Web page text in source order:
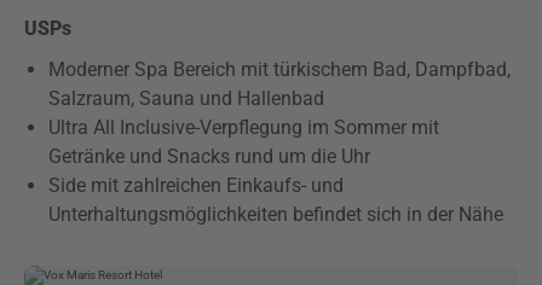
USPs
Moderner Spa Bereich mit türkischem Bad, Dampfbad,
Salzraum, Sauna und Hallenbad
Ultra All Inclusive-Verpflegung im Sommer mit
Getränke und Snacks rund um die Uhr
Side mit zahlreichen Einkaufs- und
Unterhaltungsmöglichkeiten befindet sich in der Nähe